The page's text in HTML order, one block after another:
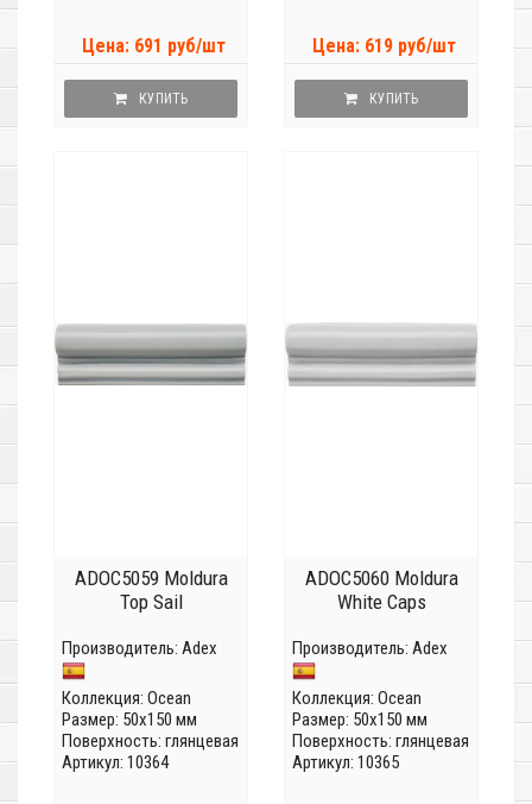
Цена: 691 руб/шт
КУПИТЬ
Цена: 619 руб/шт
КУПИТЬ
ADOC5059 Moldura
Top Sail
Производитель: Adex
Коллекция: Ocean
Размер: 50x150 мм
Поверхность: глянцевая
Артикул: 10364
ADOC5060 Moldura
White Caps
Производитель: Adex
Коллекция: Ocean
Размер: 50x150 мм
Поверхность: глянцевая
Артикул: 10365